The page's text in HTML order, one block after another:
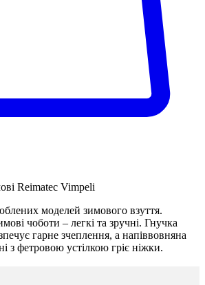
Reimatec Vimpeli
моделей зимового взуття.
чоботи – легкі та зручні. Гнучка
гарне зчеплення, а напіввовняна
з фетровою устілкою гріє ніжки.